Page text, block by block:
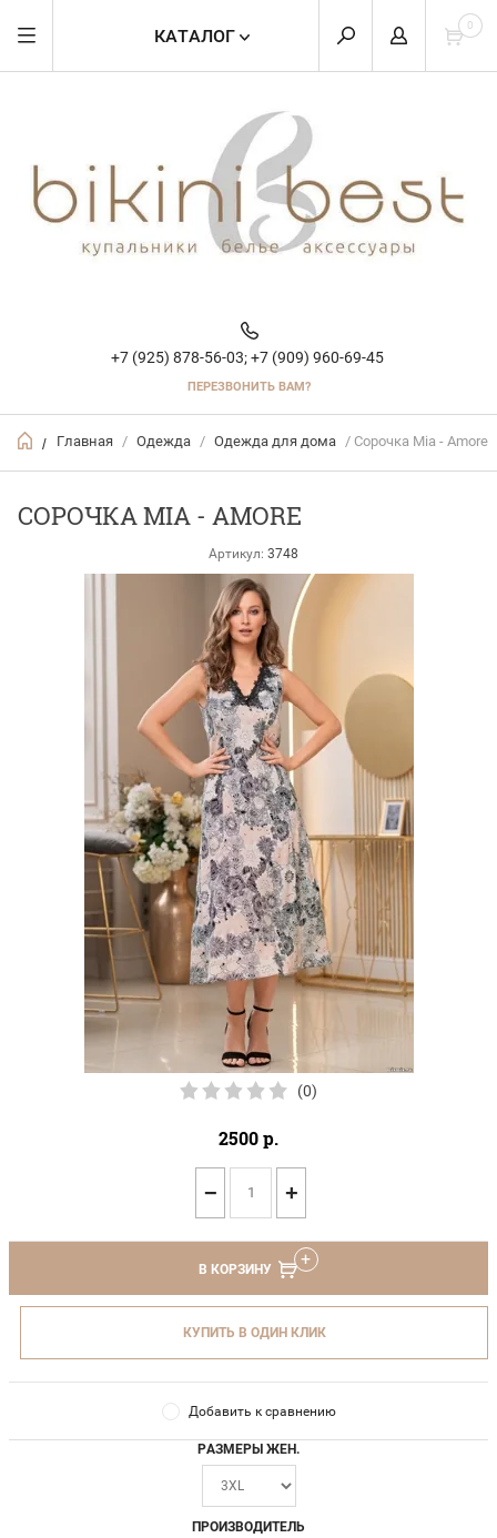
0
КАТАЛОГ
+7 (925) 878-56-03; +7 (909) 960-69-45
ПЕРЕЗВОНИТЬ ВАМ?
/ Главная / Одежда / Одежда для дома / Сорочка Mia - Amore
СОРОЧКА MIA - AMORE
Артикул: 3748
(0)
2500р.
− +
В КОРЗИНУ
КУПИТЬ В ОДИН КЛИК
Добавить к сравнению
РАЗМЕРЫ ЖЕН.
ПРОИЗВОДИТЕЛЬ